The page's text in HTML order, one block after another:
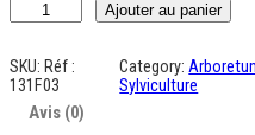
u
n
t
Ajouter au panier
SKU: Réf :
131F03
Category:
Sylviculture
Avis (0)